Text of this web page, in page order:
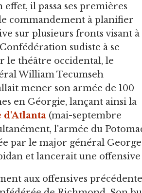
effet, il passa ses premières
commandement à planifier
sur plusieurs fronts visant à
sudiste à se
le théâtre occidental, le
William Tecumseh
mener son armée de 100
en Géorgie, lançant ainsi la
d'Atlanta (mai-septembre
l'armée du
par le major général
et lancerait une
aux offensives